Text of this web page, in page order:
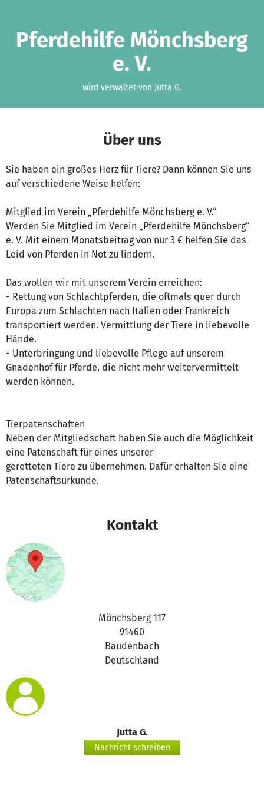
Pferdehilfe Mönchsberg
e. V.
wird verwaltet von Jutta G.
Über uns
Sie haben ein großes Herz für Tiere? Dann können Sie uns
auf verschiedene Weise helfen:
Mitglied im Verein „Pferdehilfe Mönchsberg e. V.“
Werden Sie Mitglied im Verein „Pferdehilfe Mönchsberg“
e. V. Mit einem Monatsbeitrag von nur 3 € helfen Sie das
Leid von Pferden in Not zu lindern.
Das wollen wir mit unserem Verein erreichen:
- Rettung von Schlachtpferden, die oftmals quer durch
Europa zum Schlachten nach Italien oder Frankreich
transportiert werden. Vermittlung der Tiere in liebevolle
Hände.
- Unterbringung und liebevolle Pflege auf unserem
Gnadenhof für Pferde, die nicht mehr weitervermittelt
werden können.
Tierpatenschaften
Neben der Mitgliedschaft haben Sie auch die Möglichkeit
eine Patenschaft für eines unserer
geretteten Tiere zu übernehmen. Dafür erhalten Sie eine
Patenschaftsurkunde.
Kontakt
Mönchsberg 117
91460
Baudenbach
Deutschland
Jutta G.
Nachricht schreiben